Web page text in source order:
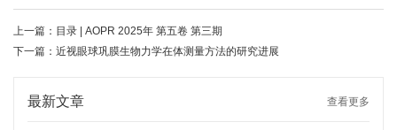
上一篇： 目录 | AOPR 2025年 第五卷 第三期
下一篇： 近视眼球巩膜生物力学在体测量方法的研究进展
最新文章 查看更多